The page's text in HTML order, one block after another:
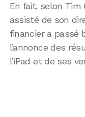
En fait, selon Tim
assisté de son
financier a passé
l’annonce des
l’iPad et de ses